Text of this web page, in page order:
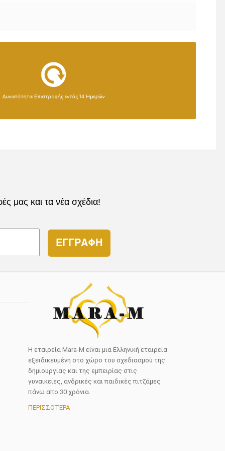
μας και τα νέα σχέδια!
ΕΓΓΡΑΦΗ
Η εταιρεία Mara-M είναι μια Ελληνική εταιρεία
εξειδικευμένη στο χώρο του σχεδιασμού της
δημιουργίας και της εμπειρίας στις
γυναικείες, ανδρικές και παιδικές πιτζάμες
πάνω απο 30 χρόνια.
ΠΕΡΙΣΣΟΤΕΡΑ